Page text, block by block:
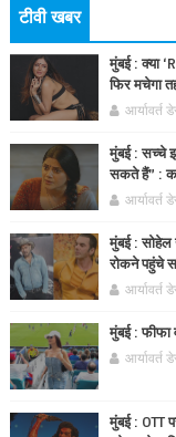
टीवी खबर
मुंबई : क्या
फिर मचेगा
आर्यावर्त
मुंबई : सच्चे
सकते हैं” :
आर्यावर्त
मुंबई : सोहेल
रोकने पहुंचे
आर्यावर्त
मुंबई : फीफा
आर्यावर्त
मुंबई : OTT